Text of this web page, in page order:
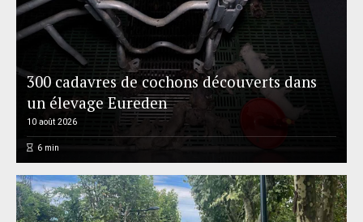
300 cadavres de cochons découverts dans
un élevage Eureden
10 août 2026
6min